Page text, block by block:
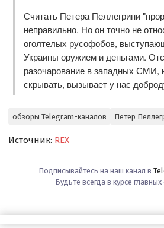
Считать Петера Пеллегрини
неправильно. Но он точно не
оголтелых русофобов,
Украины оружием и деньгами.
разочарование в западных СМИ,
скрывать, вызывает у нас
обзоры Telegram-каналов Петер
Источник: REX
Подписывайтесь на наш канал в
Будьте всегда в курсе